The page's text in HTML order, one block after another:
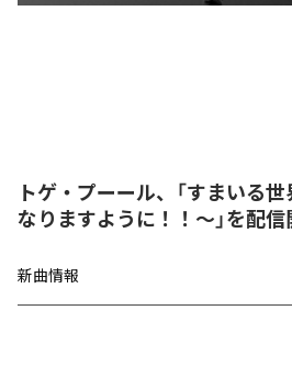
トゲ・プーール、「すまいる
なりますように！！〜」を配信
新曲情報